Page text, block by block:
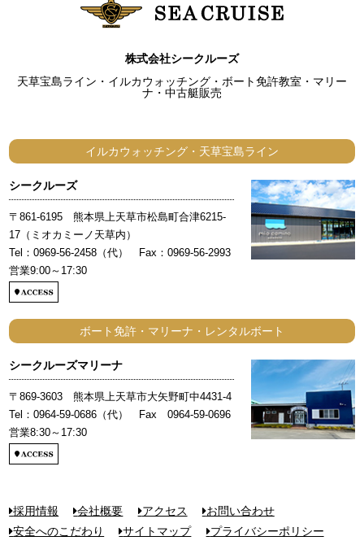
株式会社シークルーズ
天草宝島ライン・イルカウォッチング・ボート免許教室・マリー
ナ・中古艇販売
イルカウォッチング・天草宝島ライン
シークルーズ
〒861-6195 熊本県上天草市松島町合津6215-
17（ミオカミーノ天草内）
Tel：0969-56-2458（代） Fax：0969-56-2993
営業9:00～17:30
ボート免許・マリーナ・レンタルボート
シークルーズマリーナ
〒869-3603 熊本県上天草市大矢野町中4431-4
Tel：0964-59-0686（代） Fax 0964-59-0696
営業8:30～17:30
採用情報 会社概要 アクセス
お問い合わせ
安全へのこだわり
サイトマップ プライバシーポリシー